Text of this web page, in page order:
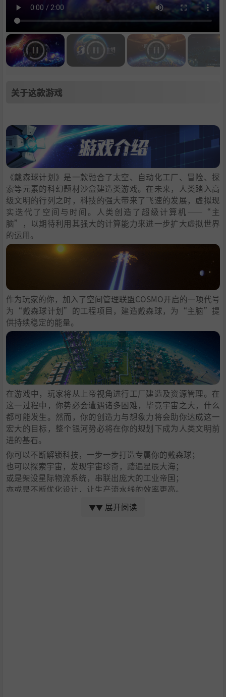
关于这款游戏
《戴森球计划》是一款融合了太空、自动化工厂、冒险、探
索等元素的科幻题材沙盒建造类游戏。在未来，人类踏入高
级文明的行列之时，科技的强大带来了飞速的发展，虚拟现
实迭代了空间与时间。人类创造了超级计算机——“主
脑”，以期待利用其强大的计算能力来进一步扩大虚拟世界
的运用。
作为玩家的你，加入了空间管理联盟COSMO开启的一项代号
为“戴森球计划”的工程项目，建造戴森球，为“主脑”提
供持续稳定的能量。
在游戏中，玩家将从上帝视角进行工厂建造及资源管理。在
这一过程中，你势必会遭遇诸多困难，毕竟宇宙之大，什么
都可能发生。然而，你的创造力与想象力将会助你达成这一
宏大的目标，整个银河势必将在你的规划下成为人类文明前
进的基石。
你可以不断解锁科技，一步一步打造专属你的戴森球；
也可以探索宇宙，发现宇宙珍奇，踏遍星辰大海；
或是架设星际物流系统，串联出庞大的工业帝国；
亦或是不断优化设计，让生产流水线的效率更高。
▼▼ 展开阅读